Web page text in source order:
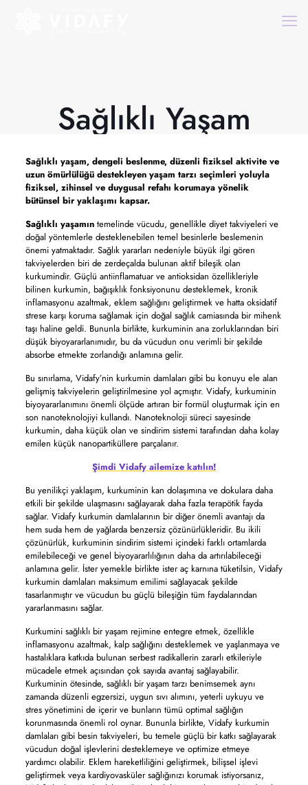
Sağlıklı Yaşam
Sağlıklı yaşam,dengeli beslenme, düzenli fiziksel aktivite ve
uzun ömürlülüğü destekleyen yaşam tarzı seçimleri yoluyla
fiziksel, zihinsel ve duygusal refahı korumaya yönelik
bütünsel bir yaklaşımı kapsar.
Sağlıklı yaşamıntemelinde vücudu, genellikle diyet takviyeleri ve
doğal yöntemlerle desteklenebilen temel besinlerle beslemenin
önemi yatmaktadır. Sağlık yararları nedeniyle büyük ilgi gören
takviyelerden biri de zerdeçalda bulunan aktif bileşik olan
kurkumindir. Güçlü antiinflamatuar ve antioksidan özellikleriyle
bilinen kurkumin, bağışıklık fonksiyonunu desteklemek, kronik
inflamasyonu azaltmak, eklem sağlığını geliştirmek ve hatta oksidatif
strese karşı koruma sağlamak için doğal sağlık camiasında bir mihenk
taşı haline geldi. Bununla birlikte, kurkuminin ana zorluklarından biri
düşük biyoyararlanımıdır, bu da vücudun onu verimli bir şekilde
absorbe etmekte zorlandığı anlamına gelir.
Bu sınırlama, Vidafy’nin kurkumin damlaları gibi bu konuyu ele alan
gelişmiş takviyelerin geliştirilmesine yol açmıştır. Vidafy, kurkuminin
biyoyararlanımını önemli ölçüde artıran bir formül oluşturmak için en
son nanoteknolojiyi kullandı. Nanoteknoloji süreci sayesinde
kurkumin, daha küçük olan ve sindirim sistemi tarafından daha kolay
emilen küçük nanopartiküllere parçalanır.
Şimdi Vidafy ailemize katılın!
Bu yenilikçi yaklaşım, kurkuminin kan dolaşımına ve dokulara daha
etkili bir şekilde ulaşmasını sağlayarak daha fazla terapötik fayda
sağlar. Vidafy kurkumin damlalarının bir diğer önemli avantajı da
hem suda hem de yağlarda benzersiz çözünürlükleridir. Bu ikili
çözünürlük, kurkuminin sindirim sistemi içindeki farklı ortamlarda
emilebileceği ve genel biyoyararlılığının daha da artırılabileceği
anlamına gelir. İster yemekle birlikte ister aç karnına tüketilsin, Vidafy
kurkumin damlaları maksimum emilimi sağlayacak şekilde
tasarlanmıştır ve vücudun bu güçlü bileşiğin tüm faydalarından
yararlanmasını sağlar.
Kurkumini sağlıklı bir yaşam rejimine entegre etmek, özellikle
inflamasyonu azaltmak, kalp sağlığını desteklemek ve yaşlanmaya ve
hastalıklara katkıda bulunan serbest radikallerin zararlı etkileriyle
mücadele etmek açısından çok sayıda avantaj sağlayabilir.
Kurkuminin ötesinde, sağlıklı bir yaşam tarzı benimsemek aynı
zamanda düzenli egzersizi, uygun sıvı alımını, yeterli uykuyu ve
stres yönetimini de içerir ve bunların tümü optimal sağlığın
korunmasında önemli rol oynar. Bununla birlikte, Vidafy kurkumin
damlaları gibi besin takviyeleri, bu temele güçlü bir katkı sağlayarak
vücudun doğal işlevlerini desteklemeye ve optimize etmeye
yardımcı olabilir. Eklem hareketliliğini geliştirmek, bilişsel işlevi
geliştirmek veya kardiyovasküler sağlığınızı korumak istiyorsanız,